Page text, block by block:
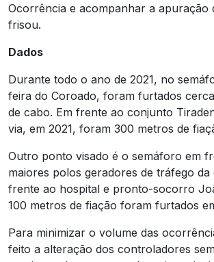
Ocorrência e acompanhar a apuração
frisou.
Dados
Durante todo o ano de 2021, no
feira do Coroado, foram furtados
de cabo. Em frente ao conjunto
via, em 2021, foram 300 metros de
Outro ponto visado é o semáforo em
maiores polos geradores de tráfego da
frente ao hospital e pronto-socorro
100 metros de fiação foram furtados
Para minimizar o volume das
feito a alteração dos controladores